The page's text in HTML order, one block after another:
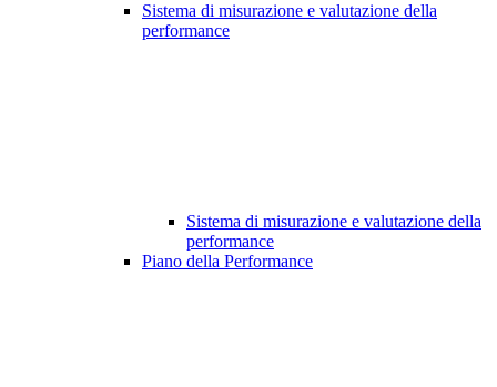
Sistema di misurazione e valutazione della
performance
Sistema di misurazione e valutazione della
performance
Piano della Performance